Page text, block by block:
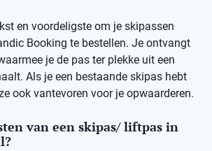
en voordeligste om je skipassen
Booking te bestellen. Je ontvangt
je de pas ter plekke uit een
Als je een bestaande skipas hebt
ook vantevoren voor je opwaarderen.
van een skipas/ liftpas in